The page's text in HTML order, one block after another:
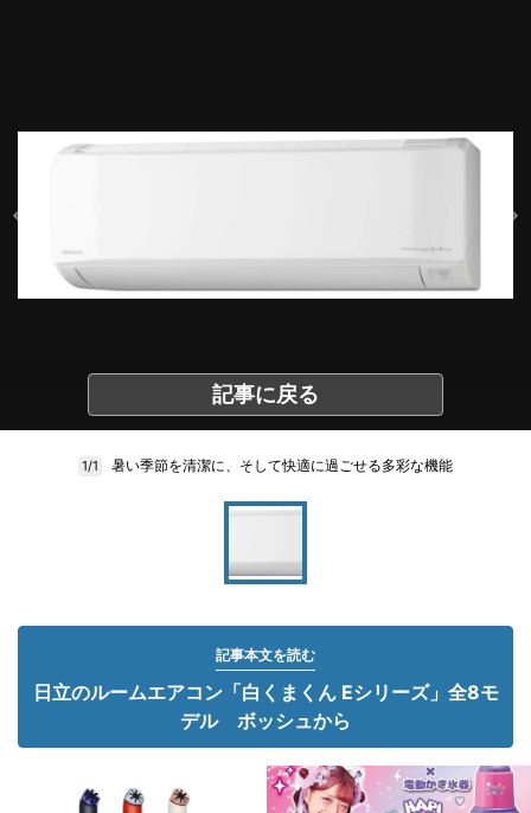
記事に戻る
1/1 暑い季節を清潔に、そして快適に過ごせる多彩な機能
記事本文を読む
日立のルームエアコン「白くまくん Eシリーズ」全8モ
デル ボッシュから